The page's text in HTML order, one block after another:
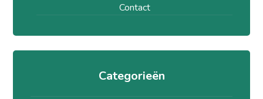
Contact
Categorieën